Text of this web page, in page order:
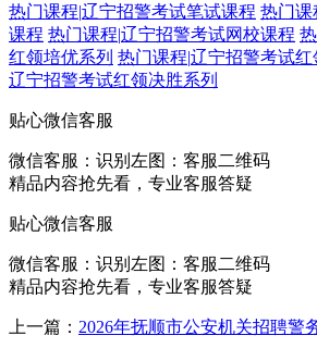
热门课程|辽宁招警考试笔试课程 热门课
课程 热门课程|辽宁招警考试网校课程
红领培优系列 热门课程|辽宁招警考试红
辽宁招警考试红领决胜系列
贴心微信客服
微信客服： 识别左图：客服二维码
精品内容抢先看，专业客服答疑
贴心微信客服
微信客服： 识别左图：客服二维码
精品内容抢先看，专业客服答疑
上一篇： 2026年抚顺市公安机关招聘警